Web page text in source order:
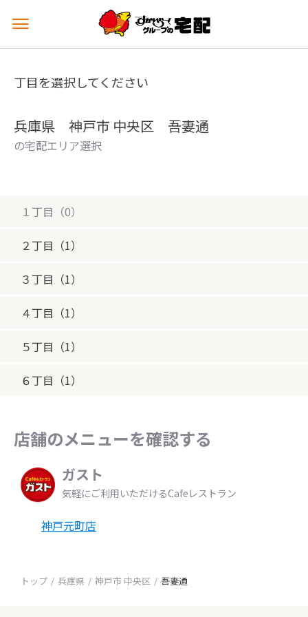
メ
ュ
を
丁目を選択してください
兵庫県 神戸市 中央区 吾妻通
の宅配エリア選択
１丁目（0）
２丁目（1）
３丁目（1）
４丁目（1）
５丁目（1）
６丁目（1）
店舗のメニューを確認する
ガスト
気軽にご利用いただけるCafeレストラン
神戸元町店
トップ 兵庫県 神戸市 中央区 吾妻通